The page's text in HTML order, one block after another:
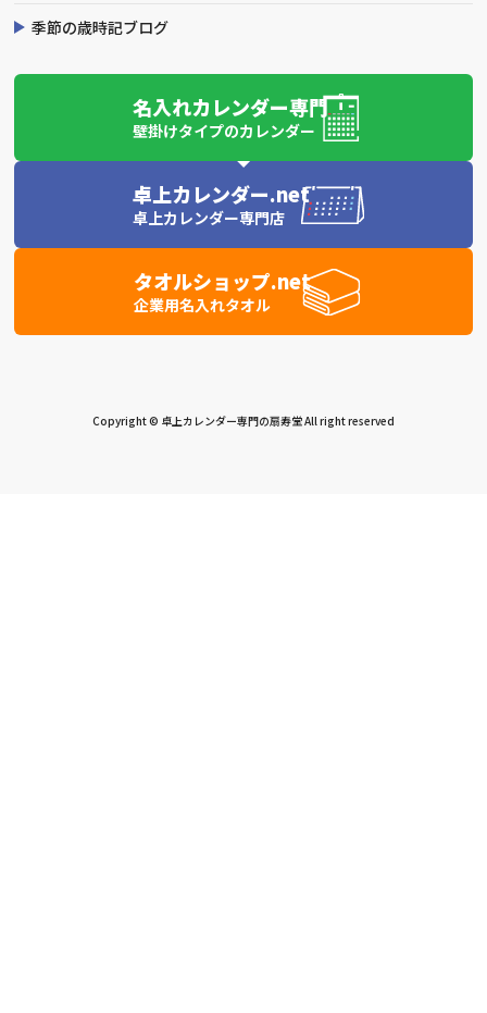
季節の歳時記ブログ
名入れカレンダー専門
壁掛けタイプのカレンダー
卓上カレンダー.net
卓上カレンダー専門店
タオルショップ.net
企業用名入れタオル
Copyright © 卓上カレンダー専門の扇寿堂 All right reserved